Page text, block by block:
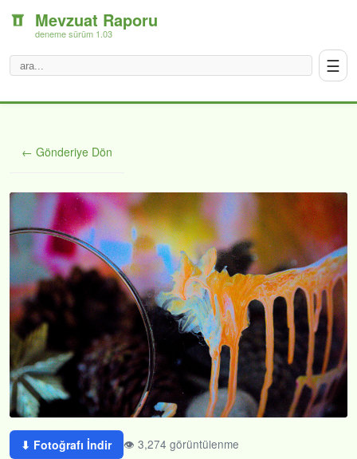
Mevzuat Raporu
deneme sürüm 1.03
☰
← Gönderiye Dön
⬇ Fotoğrafı İndir 👁 3,274 görüntülenme